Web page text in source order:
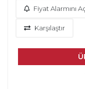
Fiyat Alarmını
Karşılaştır